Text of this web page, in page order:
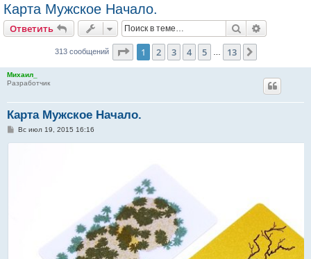
Карта Мужское Начало.
Ответить Поиск
313 сообщений Страница из 13
1 2 3 4 5 13
Михаил_
Разработчик
Карта Мужское Начало.
С
о
Вс июл 19, 2015 16:16